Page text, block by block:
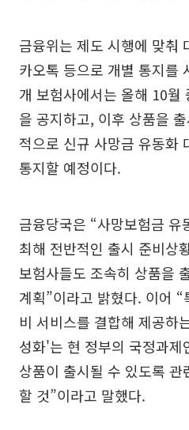
금융위는 제도 시행에 맞춰
카오톡 등으로 개별 통지를
개 보험사에서는 올해 10월
을 공지하고, 이후 상품을
적으로 신규 사망금 유동화
통지할 예정이다.
금융당국은 “사망보험금
최해 전반적인 출시 준비상
보험사들도 조속히 상품을
계획”이라고 밝혔다. 이어
비 서비스를 결합해 제공하
성화'는 현 정부의 국정과제
상품이 출시될 수 있도록 관
할 것”이라고 말했다.